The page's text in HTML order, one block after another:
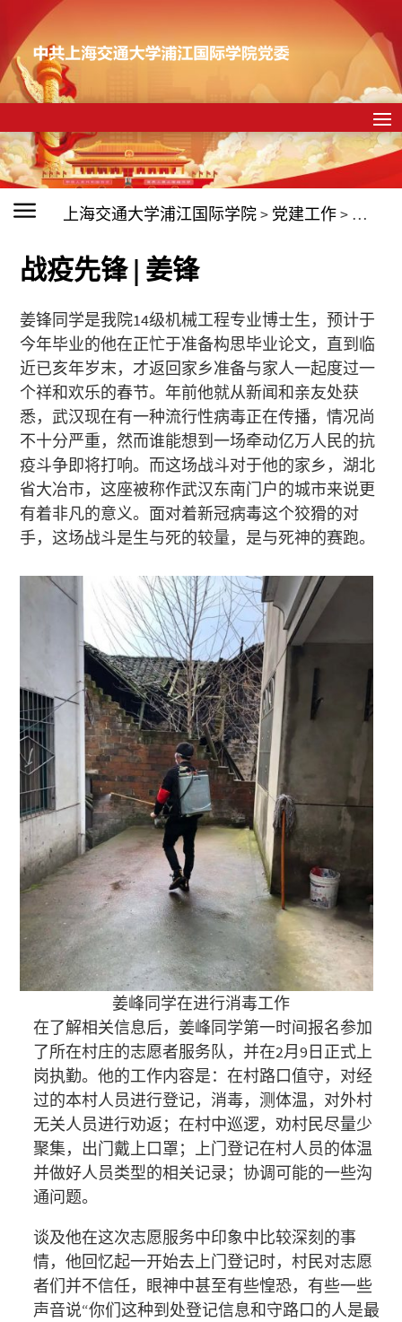
上海交通大学浦江国际学院> 党建工作> 党员
战疫先锋 | 姜锋
姜锋同学是我院14级机械工程专业博士生，预计于
今年毕业的他在正忙于准备构思毕业论文，直到临
近已亥年岁末，才返回家乡准备与家人一起度过一
个祥和欢乐的春节。年前他就从新闻和亲友处获
悉，武汉现在有一种流行性病毒正在传播，情况尚
不十分严重，然而谁能想到一场牵动亿万人民的抗
疫斗争即将打响。而这场战斗对于他的家乡，湖北
省大冶市，这座被称作武汉东南门户的城市来说更
有着非凡的意义。面对着新冠病毒这个狡猾的对
手，这场战斗是生与死的较量，是与死神的赛跑。
姜峰同学在进行消毒工作
在了解相关信息后，姜峰同学第一时间报名参加
了所在村庄的志愿者服务队，并在2月9日正式上
岗执勤。他的工作内容是：在村路口值守，对经
过的本村人员进行登记，消毒，测体温，对外村
无关人员进行劝返；在村中巡逻，劝村民尽量少
聚集，出门戴上口罩；上门登记在村人员的体温
并做好人员类型的相关记录；协调可能的一些沟
通问题。
谈及他在这次志愿服务中印象中比较深刻的事
情，他回忆起一开始去上门登记时，村民对志愿
者们并不信任，眼神中甚至有些惶恐，有些一些
声音说“你们这种到处登记信息和守路口的人是最